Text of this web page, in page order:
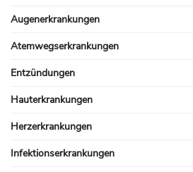
Augenerkrankungen
Atemwegserkrankungen
Entzündungen
Hauterkrankungen
Herzerkrankungen
Infektionserkrankungen